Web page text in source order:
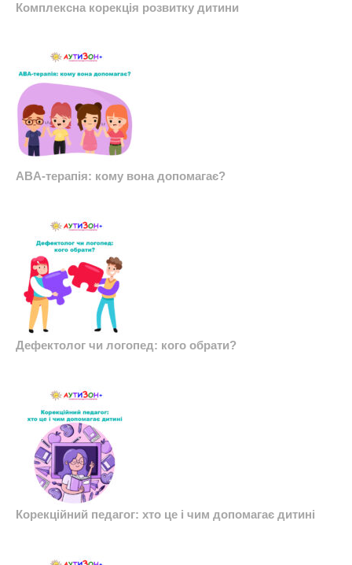
Комплексна корекція розвитку дитини
ABA-терапія: кому вона допомагає?
Дефектолог чи логопед: кого обрати?
Корекційний педагог: хто це і чим допомагає дитині